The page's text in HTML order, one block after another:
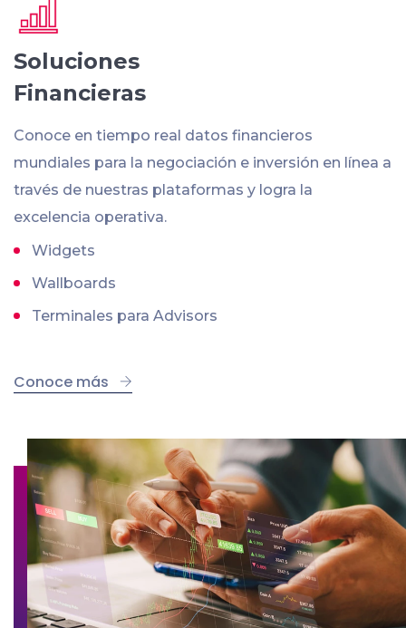
Soluciones
Financieras
Conoce en tiempo real datos financieros
mundiales para la negociación e inversión en línea a
través de nuestras plataformas y logra la
excelencia operativa.
Widgets
Wallboards
Terminales para Advisors
Conoce más